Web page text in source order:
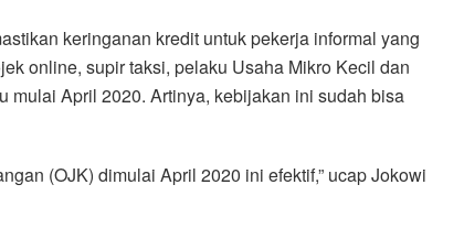
keringanan kredit untuk pekerja informal yang
online, supir taksi, pelaku Usaha Mikro Kecil dan
mulai April 2020. Artinya, kebijakan ini sudah bisa
(OJK) dimulai April 2020 ini efektif,” ucap Jokowi